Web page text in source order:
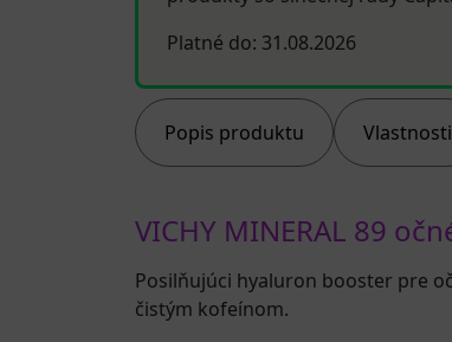
Platné do: 31.08.2026
Popis produktu Vlastnosti
VICHY MINERAL 89
Posilňujúci hyaluron booster pre
čistým kofeínom.